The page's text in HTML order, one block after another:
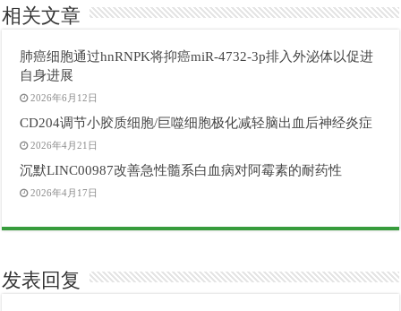
相关文章
肺癌细胞通过hnRNPK将抑癌miR-4732-3p排入外泌体以促进
自身进展
2026年6月12日
CD204调节小胶质细胞/巨噬细胞极化减轻脑出血后神经炎症
2026年4月21日
沉默LINC00987改善急性髓系白血病对阿霉素的耐药性
2026年4月17日
发表回复